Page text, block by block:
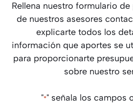
Rellena nuestro formulario
de nuestros asesores
explicarte todos los
información que aportes se
para proporcionarte
sobre nuestro
"*" señala los campos